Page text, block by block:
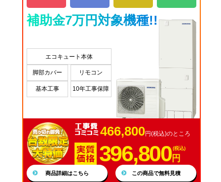
補助金7万円対象機種!!
エコキュート本体
脚部カバー リモコン
基本工事 10年工事保障
466,800円(税込)のところ
396,800(税込)
円
商品詳細はこちら この商品で無料見積